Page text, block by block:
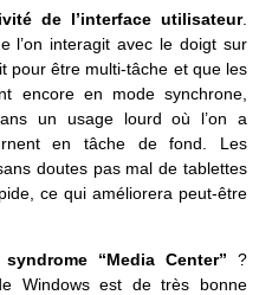
de l’interface utilisateur.
l’on interagit avec le doigt sur
pour être multi-tâche et que les
encore en mode synchrone,
un usage lourd où l’on a
en tâche de fond. Les
doutes pas mal de tablettes
ce qui améliorera peut-être
syndrome “Media Center”?
Windows est de très bonne